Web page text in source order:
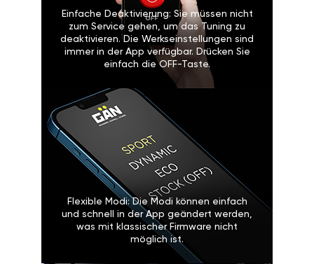
Einfache Deaktivierung: Sie müssen nicht
zum Service gehen, um das Tuning zu
deaktivieren. Die Werkseinstellungen sind
immer in der App verfügbar. Drücken Sie
einfach die OFF-Taste.
Flexible Modi: Die Modi können einfach
und schnell in der App geändert werden,
was mit klassischer Firmware nicht
möglich ist.